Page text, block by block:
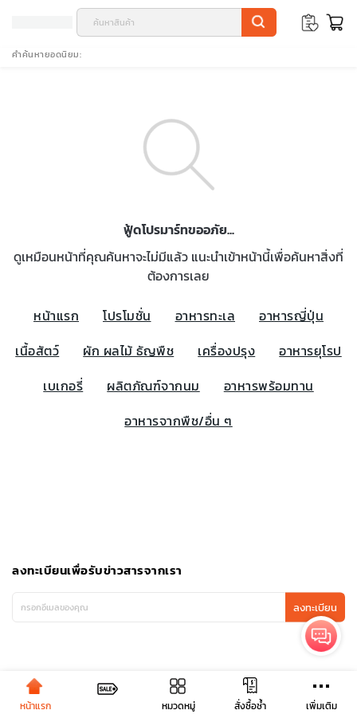
คำค้นหายอดนิยม
ฟู้ดโปรมาร์ทขออภัย...
ดูเหมือนหน้าที่คุณค้นหาจะไม่มีแล้ว แนะนำเข้าหน้านี้เพื่อค้นหาสิ่งที่
ต้องการเลย
หน้าแรก โปรโมชั่น อาหารทะเล
อาหารญี่ปุ่น
เนื้อสัตว์
ผัก ผลไม้ ธัญพืช เครื่องปรุง
อาหารยุโรป
เบเกอรี่
ผลิตภัณฑ์จากนม
อาหารพร้อมทาน
อาหารจากพืช/อื่น ๆ
ลงทะเบียนเพื่อรับข่าวสารจากเรา
ลงทะเบียน
หน้าแรก หมวดหมู่ สั่งซื้อซ้ำ เพิ่มเติม